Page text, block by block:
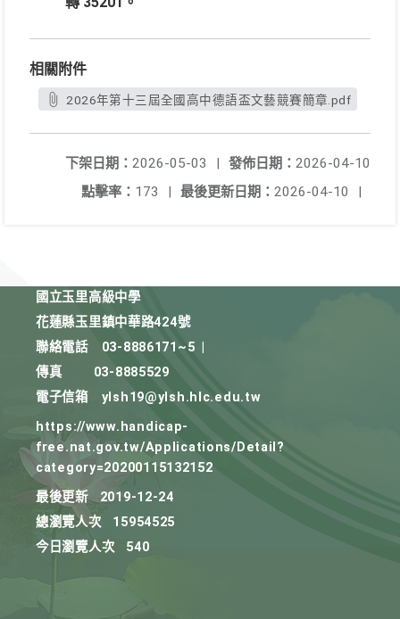
相關附件
2026年第十三屆全國高中德語盃文藝競賽簡章.pdf
發佈日期： 2026-04-10
下架日期： 2026-05-03
|
最後更新日期： 2026-04-10 |
點擊率： 173 |
國立玉里高級中學
花蓮縣玉里鎮中華路424號
聯絡電話
03-8886171~5
傳真
03-8885529
電子信箱
ylsh19@ylsh.hlc.edu.tw
https://www.handicap-
free.nat.gov.tw/Applications/Detail?
category=20200115132152
最後更新
2019-12-24
總瀏覽人次
15954525
今日瀏覽人次
540